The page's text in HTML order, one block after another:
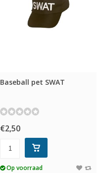
Baseball pet SWAT
€2,50
Op voorraad